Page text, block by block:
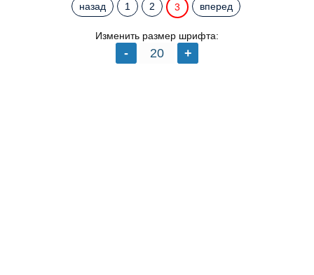
назад 1 2 3 вперед
Изменить размер шрифта: